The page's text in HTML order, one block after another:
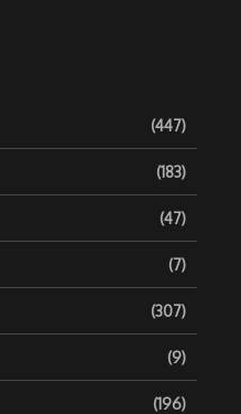
(447)
(183)
(47)
(7)
(307)
(9)
(196)